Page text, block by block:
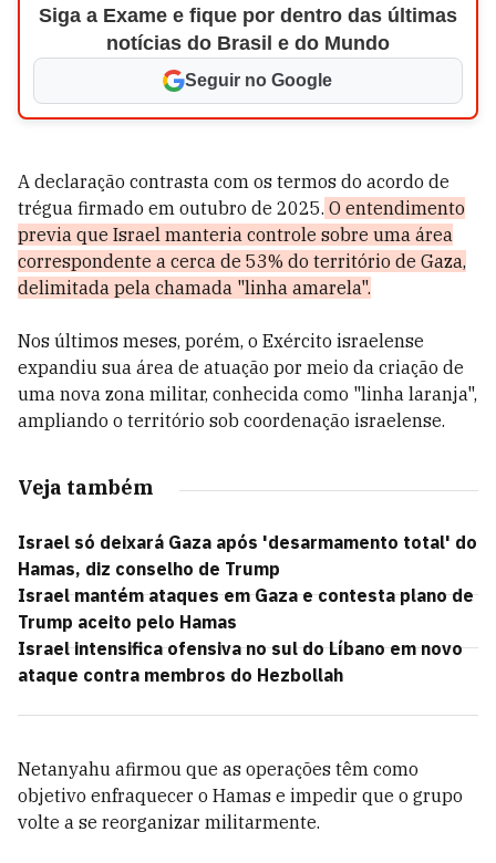
Siga a Exame e fique por dentro das últimas
notícias do Brasil e do Mundo
Seguir no Google
A declaração contrasta com os termos do acordo de
trégua firmado em outubro de 2025. O entendimento
previa que Israel manteria controle sobre uma área
correspondente a cerca de 53% do território de Gaza,
delimitada pela chamada "linha amarela".
Nos últimos meses, porém, o Exército israelense
expandiu sua área de atuação por meio da criação de
uma nova zona militar, conhecida como "linha laranja",
ampliando o território sob coordenação israelense.
Veja também
Israel só deixará Gaza após 'desarmamento total' do
Hamas, diz conselho de Trump
Israel mantém ataques em Gaza e contesta plano de
Trump aceito pelo Hamas
Israel intensifica ofensiva no sul do Líbano em novo
ataque contra membros do Hezbollah
Netanyahu afirmou que as operações têm como
objetivo enfraquecer o Hamas e impedir que o grupo
volte a se reorganizar militarmente.